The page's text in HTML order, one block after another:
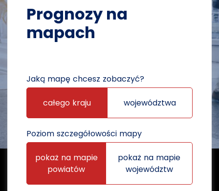
Prognozy na
mapach
Jaką mapę chcesz zobaczyć?
całego kraju województwa
Poziom szczegółowości mapy
pokaż na mapie
powiatów
pokaż na mapie
województw